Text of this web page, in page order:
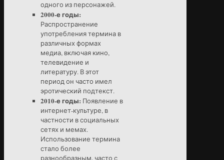
одного из персонажей.
2000-е годы:
Распространение
употребления термина в
различных формах
медиа, включая кино,
телевидение и
литературу. В этот
период он часто имел
эротический подтекст.
2010-е годы: Появление в
интернет-культуре, в
частности в социальных
сетях и мемах.
Использование термина
стало более
разнообразным, часто с